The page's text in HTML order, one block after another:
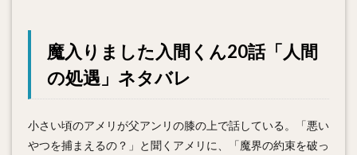
魔入りました入間くん20話「人間
の処遇」ネタバレ
小さい頃のアメリが父アンリの膝の上で話している。「悪い
やつを捕まえるの？」と聞くアメリに、「魔界の約束を破っ